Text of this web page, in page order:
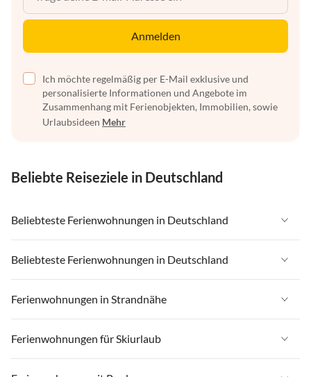
Anmelden
Ich möchte regelmäßig per E-Mail exklusive und
personalisierte Informationen und Angebote im
Zusammenhang mit Ferienobjekten, Immobilien, sowie
Urlaubsideen Mehr
Beliebte Reiseziele in Deutschland
Beliebteste Ferienwohnungen in Deutschland
Ferienwohnungen in Deutschland
Ferienwohnungen in Ostsee
Ferienwohnungen in Nordsee
Ferienwohnungen in Mecklenburg-Vorpommern
Beliebteste Ferienwohnungen in Deutschland
Ferienwohnungen in Deutschland
Ferienwohnungen in Ostsee
Ferienwohnungen in Nordsee
Ferienwohnungen in Strandnähe
Ferienwohnungen in Strandnähe in Deutschland
Ferienwohnungen in Strandnähe in Ostsee
Ferienwohnungen für Skiurlaub